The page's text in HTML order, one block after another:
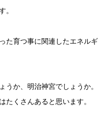
。
た育つ事に関連したエネルギ
うか、明治神宮でしょうか。
たくさんあると思います。